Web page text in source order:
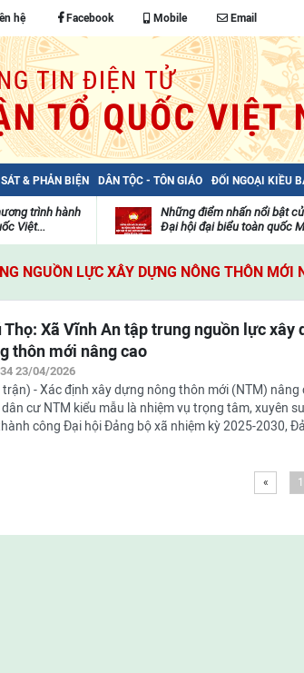
hệ Facebook Mobile Email
& PHẢN BIỆN DÂN TỘC - TÔN GIÁO ĐỐI NGOẠI KIỀU
trình hành
Việt...
viện
Những điểm nhấn nổi bật
Đại hội đại biểu toàn quốc
NGUỒN LỰC XÂY DỰNG NÔNG THÔN MỚI
Thọ: Xã Vĩnh An tập trung nguồn lực xây
thôn mới nâng cao
23/04/2026
- Xác định xây dựng nông thôn mới (NTM) nâng
cư NTM kiểu mẫu là nhiệm vụ trọng tâm, xuyên
công Đại hội Đảng bộ xã nhiệm kỳ 2025-2030,
« 1